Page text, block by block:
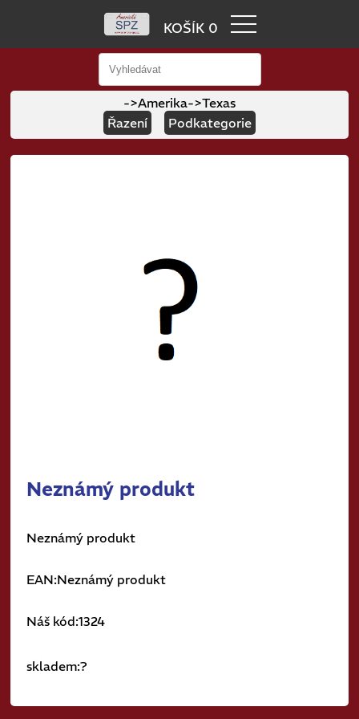
KOŠÍK 0
->Texas
->Amerika
Řazení
Podkategorie
Neznámý produkt
Neznámý produkt
EAN:Neznámý produkt
Náš kód:1324
skladem:?